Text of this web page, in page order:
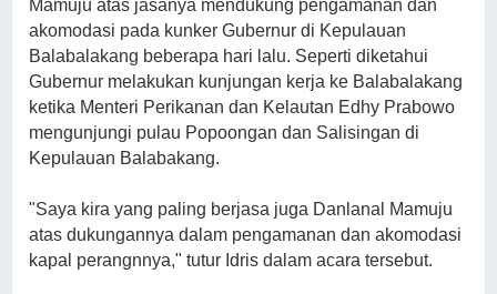
Mamuju atas jasanya mendukung pengamanan dan
akomodasi pada kunker Gubernur di Kepulauan
Balabalakang beberapa hari lalu. Seperti diketahui
Gubernur melakukan kunjungan kerja ke Balabalakang
ketika Menteri Perikanan dan Kelautan Edhy Prabowo
mengunjungi pulau Popoongan dan Salisingan di
Kepulauan Balabakang.
"Saya kira yang paling berjasa juga Danlanal Mamuju
atas dukungannya dalam pengamanan dan akomodasi
kapal perangnnya," tutur Idris dalam acara tersebut.